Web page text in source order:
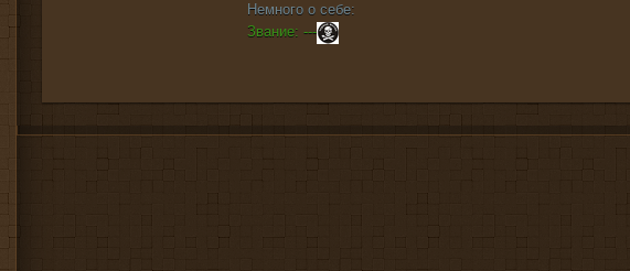
Немного о себе:
Звание: ---